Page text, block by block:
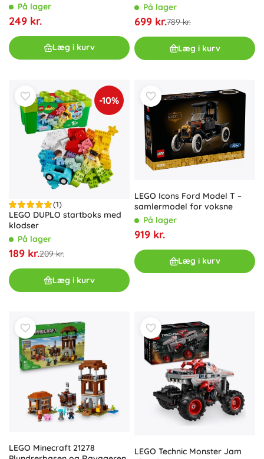
På lager
249 kr.
Læg i kurv
På lager
699 kr.789 kr.
Læg i kurv
-10%
(1)
LEGO DUPLO startboks med
klodser
På lager
189 kr.209 kr.
Læg i kurv
LEGO Icons Ford Model T –
samlermodel for voksne
På lager
919 kr.
Læg i kurv
LEGO Minecraft 21278
LEGO Technic Monster Jam